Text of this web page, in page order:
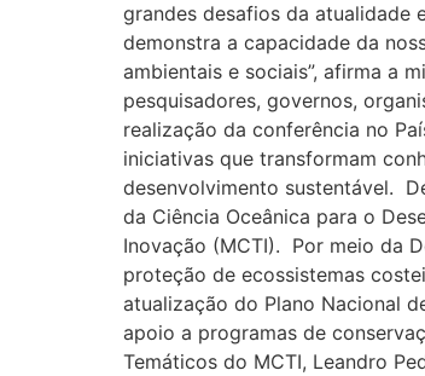
grandes desafios da atualidade
demonstra a capacidade da
ambientais e sociais”, afirma a
pesquisadores, governos,
realização da conferência no
iniciativas que transformam
desenvolvimento sustentável.
da Ciência Oceânica para o
Inovação (MCTI). Por meio da
proteção de ecossistemas
atualização do Plano Nacional
apoio a programas de
Temáticos do MCTI, Leandro